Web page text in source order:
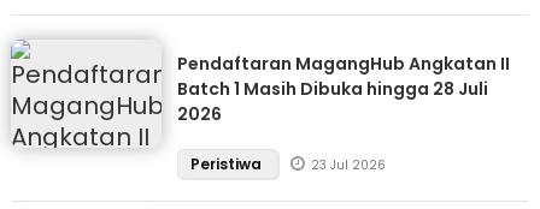
Pendaftaran MagangHub Angkatan II
Batch 1 Masih Dibuka hingga 28 Juli
2026
Peristiwa 23 Jul 2026